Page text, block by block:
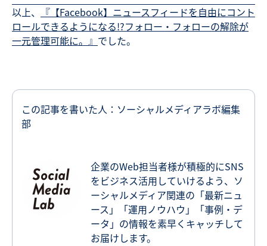
以上、
『【Facebook】ニュースフィードを自由にコント
ロールできるようになる!?フォロー・フォローの解除が
一元管理可能に。』 でした。
この記事を書いた人：ソーシャルメディアラボ編集
部
企業のWeb担当者様が積極的にSNS
をビジネス活用していけるよう、ソ
ーシャルメディア関連の「最新ニュ
ース」「運用ノウハウ」「事例・デ
ータ」の情報を素早くキャッチして
お届けします。